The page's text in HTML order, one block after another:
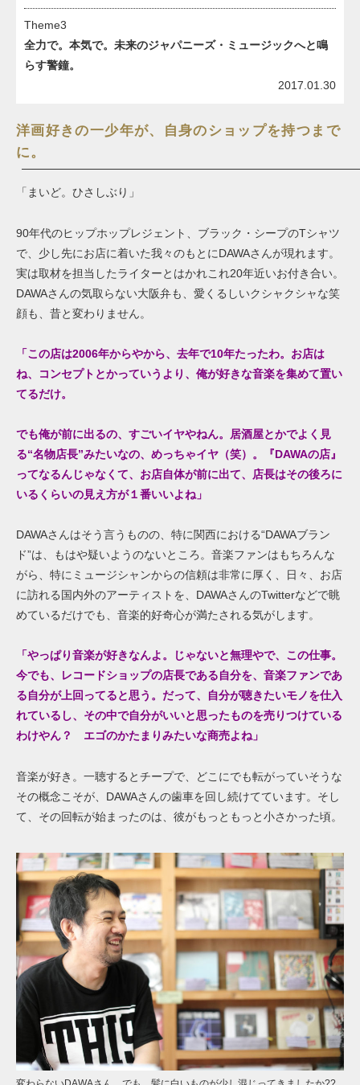
Theme3
全力で。本気で。未来のジャパニーズ・ミュージックへと鳴
らす警鐘。
2017.01.30
洋画好きの一少年が、自身のショップを持つまで
に。
「まいど。ひさしぶり」
90年代のヒップホップレジェント、ブラック・シープのTシャツ
で、少し先にお店に着いた我々のもとにDAWAさんが現れます。
実は取材を担当したライターとはかれこれ20年近いお付き合い。
DAWAさんの気取らない大阪弁も、愛くるしいクシャクシャな笑
顔も、昔と変わりません。
「この店は2006年からやから、去年で10年たったわ。お店は
ね、
コンセプトとかっていうより、俺が好きな音楽を集めて置い
てるだけ。
でも俺が前に出るの、すごいイヤやねん。居酒屋とかでよく見
る“名物店長”みたいなの、めっちゃイヤ（笑）。
『DAWAの店』
ってなるんじゃなくて、 お店自体が前に出て、店長はその後ろに
いるくらいの見え方が１番いいよね」
DAWAさんはそう言うものの、特に関西における“DAWAブラン
ド”は、もはや疑いようのないところ。音楽ファンはもちろんな
がら、特にミュージシャンからの信頼は非常に厚く、日々、お店
に訪れる国内外のアーティストを、DAWAさんのTwitterなどで眺
めているだけでも、音楽的好奇心が満たされる気がします。
「やっぱり音楽が好きなんよ。じゃないと無理やで、この仕事。
今でも、レコードショップの店長である自分を、音楽ファンであ
る自分が上回ってると思う。だって、自分が聴きたいモノを仕入
れているし、その中で自分がいいと思ったものを売りつけている
わけやん？ エゴのかたまりみたいな商売よね」
音楽が好き。一聴するとチープで、どこにでも転がっていそうな
その概念こそが、DAWAさんの歯車を回し続けてています。そし
て、その回転が始まったのは、彼がもっともっと小さかった頃。